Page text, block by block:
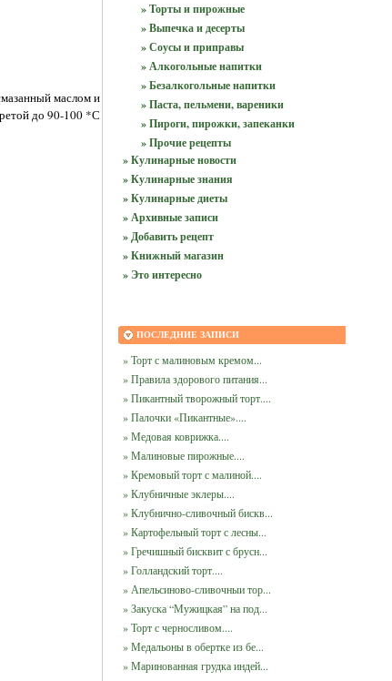
маслом и
до 90-100 *С
» Торты и пирожные
» Выпечка и десерты
» Соусы и приправы
» Алкогольные напитки
» Безалкогольные напитки
» Паста, пельмени, вареники
» Пироги, пирожки, запеканки
» Прочие рецепты
» Кулинарные новости
» Кулинарные знания
» Кулинарные диеты
» Архивные записи
» Добавить рецепт
» Книжный магазин
» Это интересно
ПОСЛЕДНИЕ ЗАПИСИ
» Торт с малиновым кремом...
» Правила здорового питания...
» Пикантный творожный торт....
» Палочки «Пикантные»....
» Медовая коврижка....
» Малиновые пирожные....
» Кремовый торт с малиной....
» Клубничные эклеры....
» Клубнично-сливочный бискв...
» Картофельный торт с лесны...
» Гречишный бисквит с брусн...
» Голландский торт....
» Апельсиново-сливочныи тор...
» Закуска “Мужицкая” на под...
» Торт с черносливом....
» Медальоны в обертке из бе...
» Маринованная грудка индей...